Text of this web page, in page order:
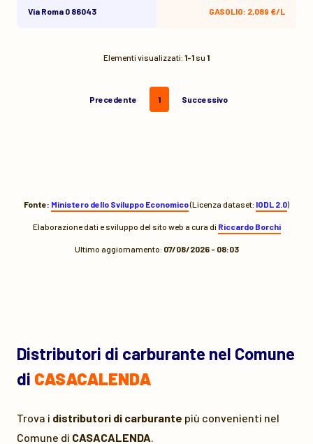
Via Roma 0 86043
GASOLIO: 2,089 €/L
Elementi visualizzati: 1-1su 1
Precedente 1 Successivo
Fonte: Ministero dello Sviluppo Economico(Licenza dataset: IODL 2.0)
Elaborazione dati e sviluppo del sito web a cura di Riccardo Borchi
Ultimo aggiornamento: 07/08/2026 - 08:03
Distributori di carburante nel Comune
di CASACALENDA
Trova i distributori di carburante più convenienti nel
Comune di CASACALENDA.